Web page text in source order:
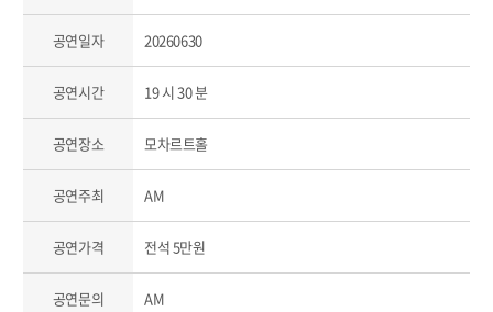
공연일자 20260630
공연시간 19 시 30 분
공연장소 모차르트홀
공연주최 AM
공연가격 전석 5만원
공연문의 AM